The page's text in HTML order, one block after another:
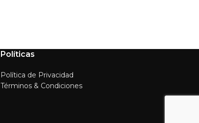
Políticas
Política de Privacidad
Términos & Condiciones